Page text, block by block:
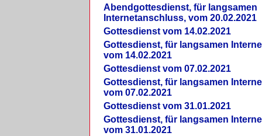
Abendgottesdienst, für langsamen
Internetanschluss, vom 20.02.2021
Gottesdienst vom 14.02.2021
Gottesdienst, für langsamen
vom 14.02.2021
Gottesdienst vom 07.02.2021
Gottesdienst, für langsamen
vom 07.02.2021
Gottesdienst vom 31.01.2021
Gottesdienst, für langsamen
vom 31.01.2021